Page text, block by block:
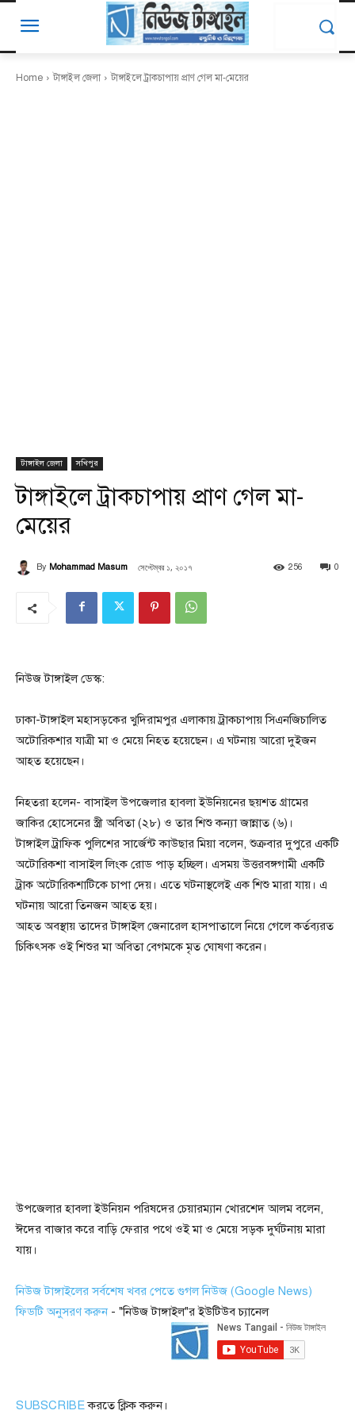
Home টাঙ্গাইল জেলা টাঙ্গাইলে ট্রাকচাপায় প্রাণ গেল মা-মেয়ের
টাঙ্গাইল জেলা সখিপুর
টাঙ্গাইলে ট্রাকচাপায় প্রাণ গেল মা-
মেয়ের
By Mohammad Masum সেপ্টেম্বর ১, ২০১৭ 0
256
নিউজ টাঙ্গাইল ডেস্ক:
ঢাকা-টাঙ্গাইল মহাসড়কের খুদিরামপুর এলাকায় ট্রাকচাপায় সিএনজিচালিত
অটোরিকশার যাত্রী মা ও মেয়ে নিহত হয়েছেন। এ ঘটনায় আরো দুইজন
আহত হয়েছেন।
নিহতরা হলেন- বাসাইল উপজেলার হাবলা ইউনিয়নের ছয়শত গ্রামের
জাকির হোসেনের স্ত্রী অবিতা (২৮) ও তার শিশু কন্যা জান্নাত (৬)।
টাঙ্গাইল ট্রাফিক পুলিশের সার্জেন্ট কাউছার মিয়া বলেন, শুক্রবার দুপুরে একটি
অটোরিকশা বাসাইল লিংক রোড পাড় হচ্ছিল। এসময় উত্তরবঙ্গগামী একটি
ট্রাক অটোরিকশাটিকে চাপা দেয়। এতে ঘটনাস্থলেই এক শিশু মারা যায়। এ
ঘটনায় আরো তিনজন আহত হয়।
আহত অবস্থায় তাদের টাঙ্গাইল জেনারেল হাসপাতালে নিয়ে গেলে কর্তব্যরত
চিকিৎসক ওই শিশুর মা অবিতা বেগমকে মৃত ঘোষণা করেন।
উপজেলার হাবলা ইউনিয়ন পরিষদের চেয়ারম্যান খোরশেদ আলম বলেন,
ঈদের বাজার করে বাড়ি ফেরার পথে ওই মা ও মেয়ে সড়ক দুর্ঘটনায় মারা
যায়।
নিউজ টাঙ্গাইলের সর্বশেষ খবর পেতে গুগল নিউজ (Google News)
ফিডটি অনুসরণ করুন - "নিউজ টাঙ্গাইল"র ইউটিউব চ্যানেল
SUBSCRIBEকরতে ক্লিক করুন।